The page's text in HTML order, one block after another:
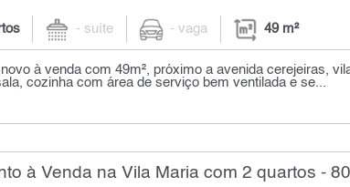
- suíte - vaga 49 m²
à venda com 49m², próximo a avenida cerejeiras,
cozinha com área de serviço bem ventilada e se...
à Venda na Vila Maria com 2 quartos - 80